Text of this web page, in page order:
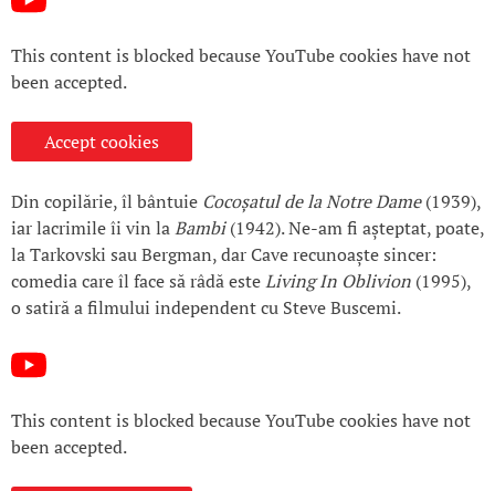
This content is blocked because YouTube cookies have not
been accepted.
Accept cookies
Din copilărie, îl bântuie Cocoșatul de la Notre Dame(1939),
iar lacrimile îi vin laBambi(1942). Ne-am fi așteptat, poate,
la Tarkovski sau Bergman, dar Cave recunoaște sincer:
comedia care îl face să râdă esteLiving In Oblivion (1995),
o satiră a filmului independent cu Steve Buscemi.
This content is blocked because YouTube cookies have not
been accepted.